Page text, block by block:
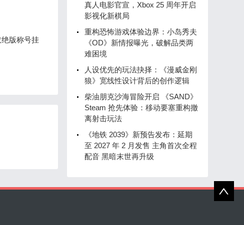
版称号挂
真人电影官宣，Xbox 25 周年开启
影视化新棋局
重构恐怖游戏体验边界：小岛秀夫
《OD》新情报曝光，破解品类两
难困境
人设优先的玩法抉择：《漫威金刚
狼》宽线性设计背后的创作逻辑
柴油朋克沙海冒险开启 《SAND》
Steam 抢先体验：移动要塞重构撤
离射击玩法
《地铁 2039》新预告发布：延期
至 2027 年 2 月发售 主角首次全程
配音 黑暗末世再升级